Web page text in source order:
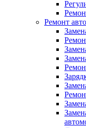
Ремонт